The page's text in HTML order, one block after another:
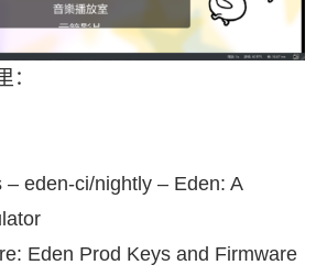
：
– eden-ci/nightly – Eden: A
Eden Prod Keys and Firmware